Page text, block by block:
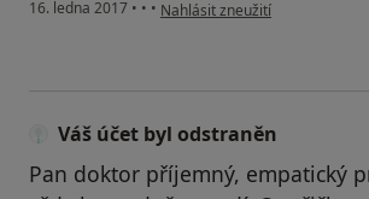
16. ledna 2017 • • • Nahlásit zneužití
Váš účet byl odstraněn
Pan doktor příjemný, empatický